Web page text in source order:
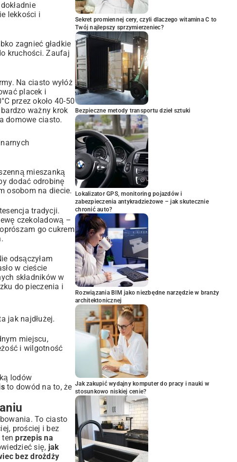
lekkości i
zagnieć gładkie
kruchości. Zaufaj
Na ciasto wyłóż
placek i
przez około 40-50
ważny krok
domowe ciasto.
mieszanką
dodać odrobinę
osobom na diecie.
tradycji.
czekoladową –
go cukrem
.
odsączyłam
w cieście
składników w
do pieczenia i
jak najdłużej.
miejscu,
i wilgotność
lodów
to dowód na to, że
To ciasto
prościej i bez
tenprzepis na
się, jak
bez drożdży
Sekret promiennej cery, czyli dlaczego witamina C to
Twój najlepszy sprzymierzeniec?
Bezpieczne metody transportu dzieł sztuki
Lokalizator GPS, monitoring pojazdów i
zabezpieczenia antykradzieżowe – jak skutecznie
chronić auto?
Rozwiązania BIM jako niezbędne narzędzie w branży
architektonicznej
Jak zakupić wydajny komputer do pracy i nauki w
stosunkowo niskiej cenie?